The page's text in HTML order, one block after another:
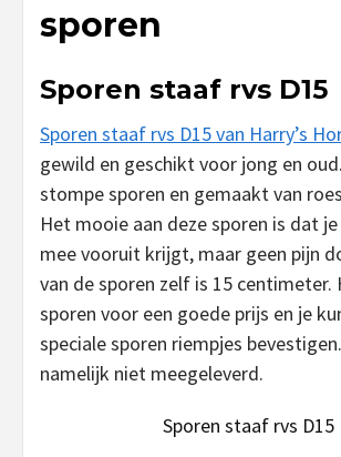
sporen
Sporen staaf rvs D15
Sporen staaf rvs D15 van Harry’s
gewild en geschikt voor jong en
stompe sporen en gemaakt van
Het mooie aan deze sporen is dat
mee vooruit krijgt, maar geen pijn
van de sporen zelf is 15 centimeter.
sporen voor een goede prijs en je
speciale sporen riempjes
namelijk niet meegeleverd.
Sporen staaf rvs D15